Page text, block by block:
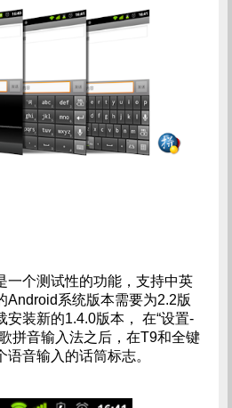
一个测试性的功能，支持中英
Android系统版本需要为2.2版
安装新的1.4.0版本， 在“设置-
拼音输入法之后，在T9和全键
音输入的话筒标志。